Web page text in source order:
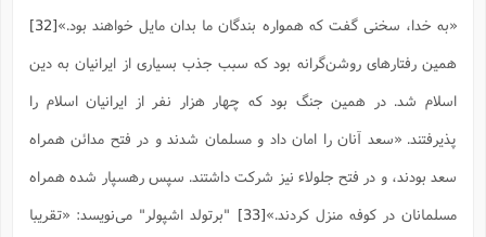
«به خدا، سخنى گفت که همواره بندگان ما بدان مایل خواهند بود.»[32]
همین رفتارهای روشن‌گرانه بود که سبب جذب بسیاری از ایرانیان به دین
اسلام شد. در همین جنگ بود که چهار هزار نفر از ایرانیان اسلام را
پذیرفتند. «سعد آنان را امان داد و مسلمان شدند و در فتح مدائن همراه
سعد بودند، و در فتح جلولاء نیز شرکت داشتند. سپس رهسپار شده همراه
مسلمانان در کوفه منزل کردند.»[33]
"برتولد اشپولر" می‌نویسد: «تقریبا